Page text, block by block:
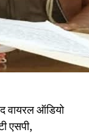
वायरल ऑडियो
एसपी,